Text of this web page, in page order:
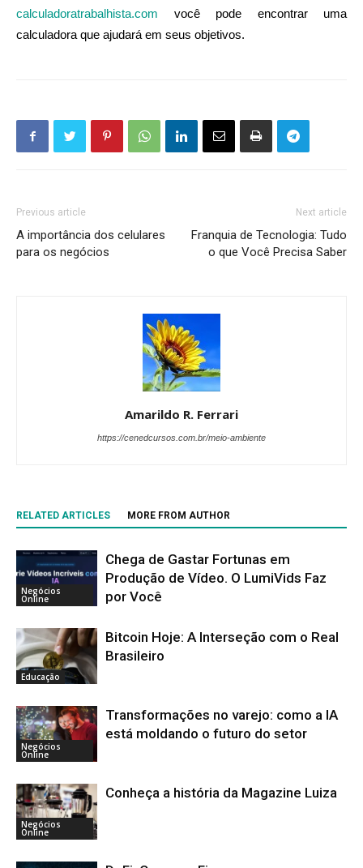
calculadoratrabalhista.com você pode encontrar uma
calculadora que ajudará em seus objetivos.
Previous article
A importância dos celulares
para os negócios
Next article
Franquia de Tecnologia: Tudo
o que Você Precisa Saber
Amarildo R. Ferrari
https://cenedcursos.com.br/meio-ambiente
RELATED ARTICLES MORE FROM AUTHOR
Negócios
Online
Chega de Gastar Fortunas em
Produção de Vídeo. O LumiVids Faz
por Você
Educação
Bitcoin Hoje: A Interseção com o Real
Brasileiro
Negócios
Online
Transformações no varejo: como a IA
está moldando o futuro do setor
Negócios
Online
Conheça a história da Magazine Luiza